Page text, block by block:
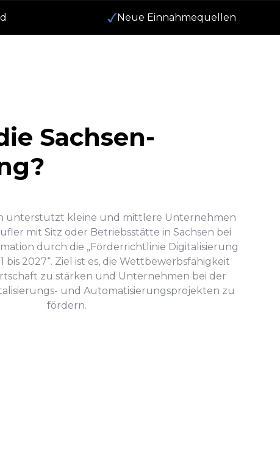
Neue Einnahmequellen
Sachsen-
unterstützt kleine und mittlere Unternehmen
mit Sitz oder Betriebsstätte in Sachsen bei
durch die „Förderrichtlinie Digitalisierung
bis 2027“. Ziel ist es, die Wettbewerbsfähigkeit
zu stärken und Unternehmen bei der
und Automatisierungsprojekten zu
fördern.